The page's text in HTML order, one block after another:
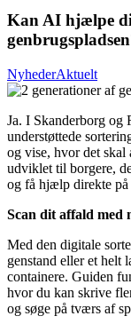
Kan AI hjælpe
NyhederAktuelt
Ja. I Skanderborg og
understøttede
og vise, hvor det skal
udviklet til borgere,
og få hjælp direkte på
Scan dit affald med
Med den digitale
genstand eller et
containere. Guiden
hvor du kan skrive
og søge på tværs af